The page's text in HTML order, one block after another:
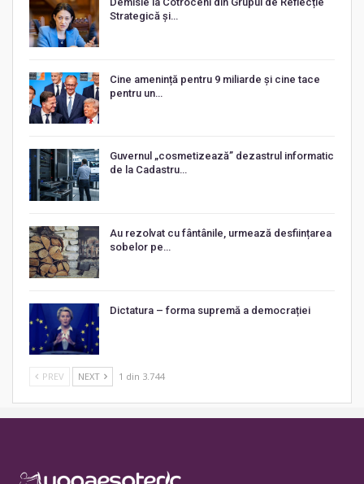
Strategică și…
Cine amenință pentru 9 miliarde și cine tace
pentru un…
Guvernul „cosmetizează” dezastrul informatic
de la Cadastru…
Au rezolvat cu fântânile, urmează desființarea
sobelor pe…
Dictatura – forma supremă a democrației
PREV NEXT 1 din 3.744